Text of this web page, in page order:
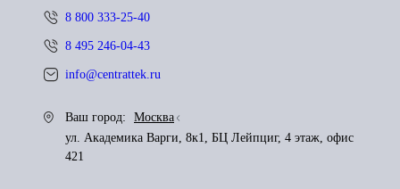
8 800 333-25-40
8 495 246-04-43
info@centrattek.ru
Ваш город:
Москва
ул. Академика Варги, 8к1, БЦ Лейпциг, 4 этаж, офис
421